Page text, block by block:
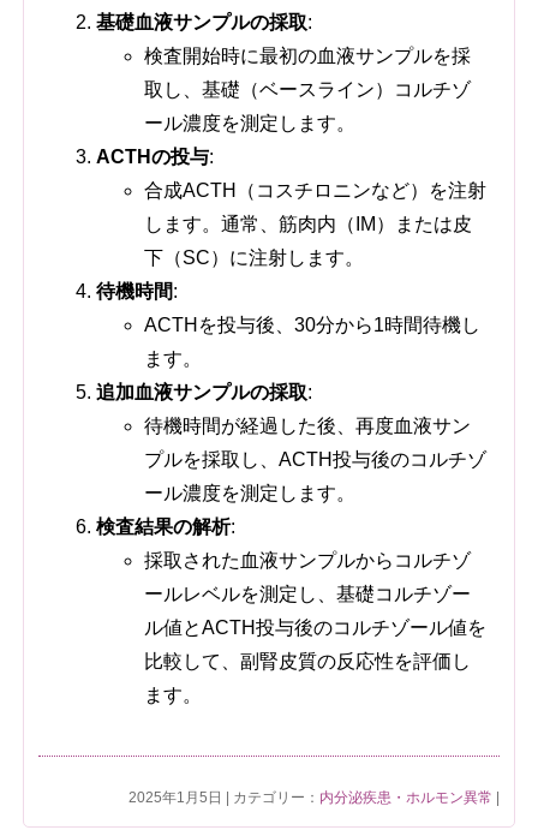
基礎血液サンプルの採取:
検査開始時に最初の血液サンプルを採
取し、基礎（ベースライン）コルチゾ
ール濃度を測定します。
ACTHの投与:
合成ACTH（コスチロニンなど）を注射
します。通常、筋肉内（IM）または皮
下（SC）に注射します。
待機時間:
ACTHを投与後、30分から1時間待機し
ます。
追加血液サンプルの採取:
待機時間が経過した後、再度血液サン
プルを採取し、ACTH投与後のコルチゾ
ール濃度を測定します。
検査結果の解析:
採取された血液サンプルからコルチゾ
ールレベルを測定し、基礎コルチゾー
ル値とACTH投与後のコルチゾール値を
比較して、副腎皮質の反応性を評価し
ます。
2025年1月5日 | カテゴリー： 内分泌疾患・ホルモン異常